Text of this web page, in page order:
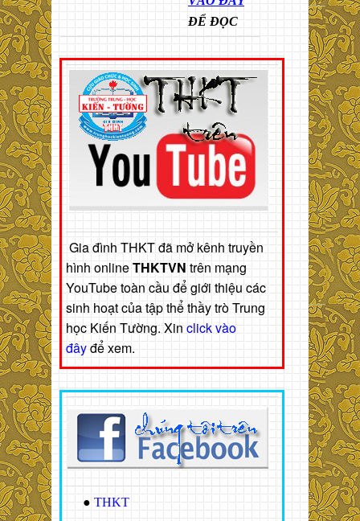
ĐỂ ĐỌC
Gia đình THKT đã mở kênh truyền
hình onlineTHKTVN trên mạng
YouTube toàn cầu để giới thiệu các
sinh hoạt của tập thể thầy trò Trung
học Kiến Tường. Xin click vào
đâyđể xem.
● THKT